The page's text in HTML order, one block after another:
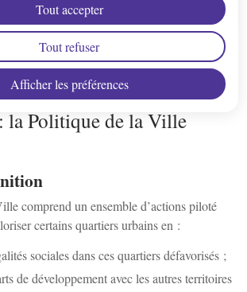
Afficher les préférences
Tout accepter
Tout refuser
Yonne
Fort
la-Vineuse
obligatoires de la
d’Agglomération de
la Politique de la Ville
comprend un ensemble d’actions piloté
certains quartiers urbains en :
sociales dans ces quartiers défavorisés ;
de développement avec les autres territoires